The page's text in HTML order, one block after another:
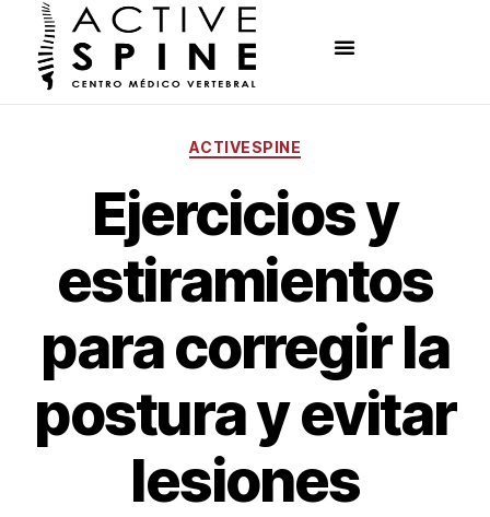
ACTIVESPINE
Ejercicios y
estiramientos
para corregir la
postura y evitar
lesiones